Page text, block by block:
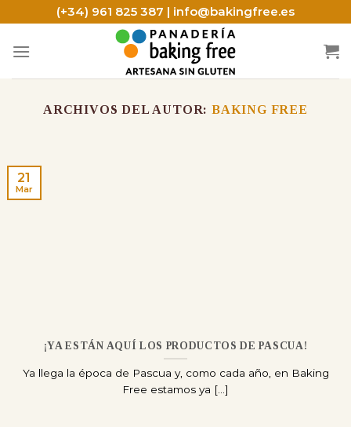
to
content
(+34) 961 825 387 | info@bakingfree.es
ARCHIVOS DEL AUTOR:BAKING FREE
¡YA ESTÁN AQUÍ LOS PRODUCTOS DE PASCUA!
Ya llega la época de Pascua y, como cada año, en Baking
Free estamos ya [...]
21
Mar